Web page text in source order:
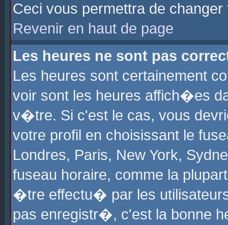
Ceci vous permettra de
Revenir en haut de page
Les heures ne sont pas
Les heures sont certainement
voir sont les heures affich�es
v�tre. Si c'est le cas, vous
votre profil en choisissant le
Londres, Paris, New York,
fuseau horaire, comme la
�tre effectu� par les
pas enregistr�, c'est la bonne